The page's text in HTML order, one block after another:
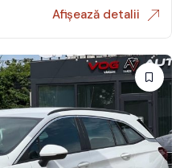
Afișează detalii